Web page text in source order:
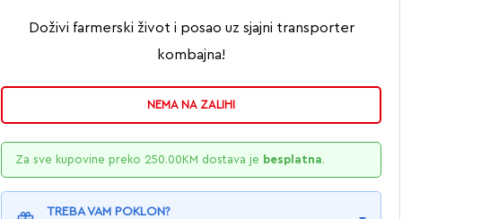
Doživi farmerski život i posao uz sjajni transporter
kombajna!
NEMA NA ZALIHI
Za sve kupovine preko 250.00KM dostava je besplatna.
TREBA VAM POKLON?